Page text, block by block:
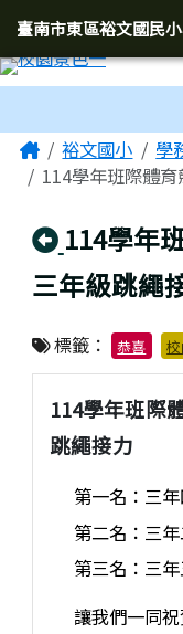
臺南市東區裕
導覽列
臺南市東區裕文國民
主內容區域
Home裕文國小 學
114學年班際體
回上頁
114學年
三年級跳繩
標籤： 恭喜
114學年班際
跳繩接力
第一名：三
第二名：三
第三名：三
讓我們一同
頁尾區域